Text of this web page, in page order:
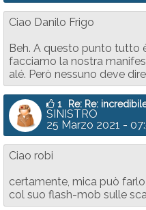
Ciao Danilo Frigo
Beh. A questo punto tutto
facciamo la nostra
alé. Però nessuno deve
1 Re: Re:
SINISTRO
25 Marzo 2021 -
Ciao robi
certamente, mica può
col suo flash-mob sulle